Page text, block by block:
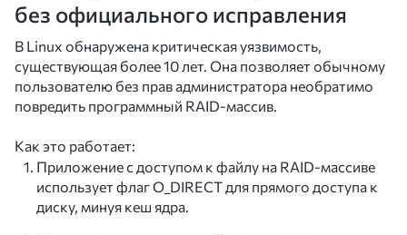
без официального исправления
В Linux обнаружена критическая уязвимость,
существующая более 10 лет. Она позволяет обычному
пользователю без прав администратора необратимо
повредить программный RAID-массив.
Как это работает:
Приложение с доступом к файлу на RAID-массиве
использует флаг O_DIRECT для прямого доступа к
диску, минуя кеш ядра.